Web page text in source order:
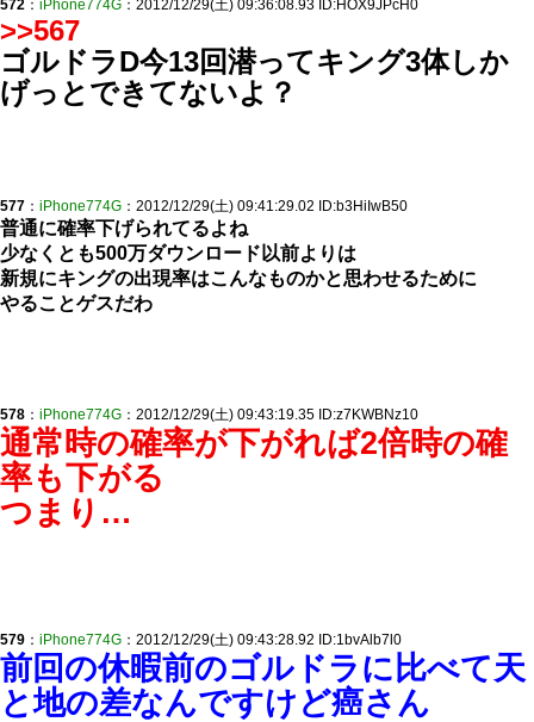
572 ： iPhone774G ：2012/12/29(土) 09:36:08.93 ID:HOX9JPcH0
>>567
ゴルドラD今13回潜ってキング3体しか
げっとできてないよ？
577 ： iPhone774G ：2012/12/29(土) 09:41:29.02 ID:b3HiIwB50
普通に確率下げられてるよね
少なくとも500万ダウンロード以前よりは
新規にキングの出現率はこんなものかと思わせるために
やることゲスだわ
578 ： iPhone774G ：2012/12/29(土) 09:43:19.35 ID:z7KWBNz10
通常時の確率が下がれば2倍時の確
率も下がる
つまり…
579 ： iPhone774G ：2012/12/29(土) 09:43:28.92 ID:1bvAlb7l0
前回の休暇前のゴルドラに比べて天
と地の差なんですけど癌さん